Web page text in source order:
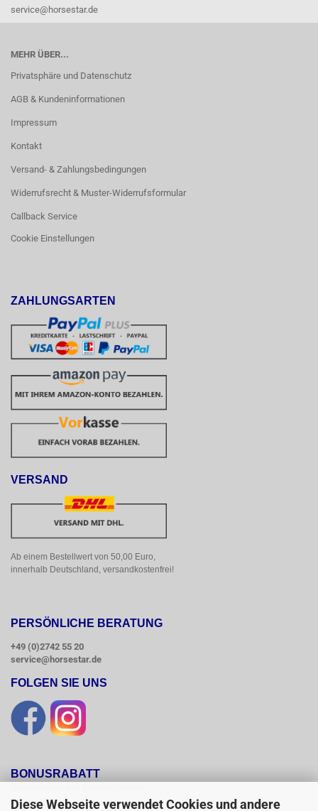
Diese Webseite verwendet Cookies und andere
service@horsestar.de
MEHR ÜBER...
Privatsphäre und Datenschutz
AGB & Kundeninformationen
Impressum
Kontakt
Versand- & Zahlungsbedingungen
Widerrufsrecht & Muster-Widerrufsformular
Callback Service
Cookie Einstellungen
ZAHLUNGSARTEN
VERSAND
Ab einem Bestellwert von 50,00 Euro,
innerhalb Deutschland, versandkostenfrei!
PERSÖNLICHE BERATUNG
+49 (0)2742 55 20
service@horsestar.de
FOLGEN SIE UNS
BONUSRABATT
Bonusrabatt.